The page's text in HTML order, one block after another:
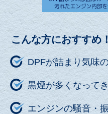
こんな方におすすめ
DPFが詰まり気味
黒煙が多くなって
エンジンの騒音・